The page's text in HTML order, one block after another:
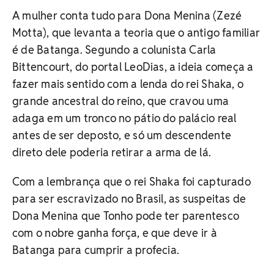
A mulher conta tudo para Dona Menina (Zezé
Motta), que levanta a teoria que o antigo familiar
é de Batanga. Segundo a colunista Carla
Bittencourt, do portal LeoDias, a ideia começa a
fazer mais sentido com a lenda do rei Shaka, o
grande ancestral do reino, que cravou uma
adaga em um tronco no pátio do palácio real
antes de ser deposto, e só um descendente
direto dele poderia retirar a arma de lá.
Com a lembrança que o rei Shaka foi capturado
para ser escravizado no Brasil, as suspeitas de
Dona Menina que Tonho pode ter parentesco
com o nobre ganha força, e que deve ir à
Batanga para cumprir a profecia.